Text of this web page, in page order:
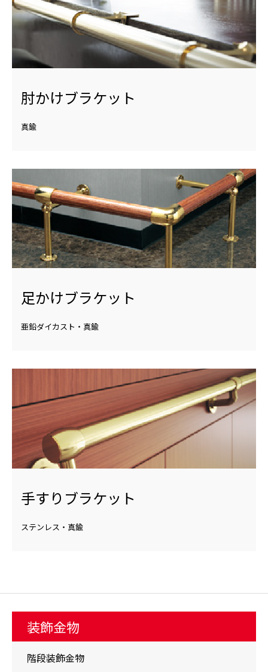
肘かけブラケット
真鍮
足かけブラケット
亜鉛ダイカスト・真鍮
手すりブラケット
ステンレス・真鍮
装飾金物
階段装飾金物